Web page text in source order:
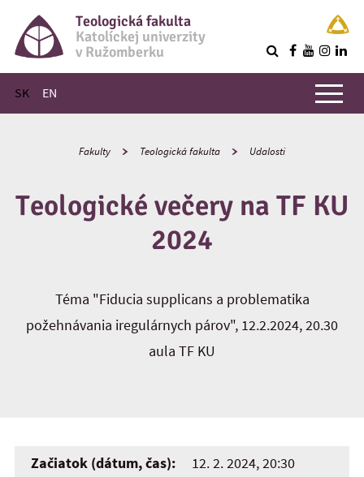
Teologická fakulta
Katolíckej univerzity
v Ružomberku
SK EN
Hlavné menu
Fakulty Teologická fakulta Udalosti
Teologické večery na TF KU
2024
Téma "Fiducia supplicans a problematika
požehnávania iregulárnych párov", 12.2.2024, 20.30
aula TF KU
Začiatok (dátum, čas):
12. 2. 2024, 20:30